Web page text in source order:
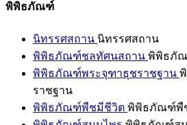
พิพิธภัณฑ์
นิทรรศสถาน นิทรรศสถาน
พิพิธภัณฑ์ชลทัศนสถาน พิพิธภั
พิพิธภัณฑ์พระจุฑาธุชราชฐาน
ราชฐาน
พิพิธภัณฑ์พืชมีชีวิต พิพิธภัณฑ์พื